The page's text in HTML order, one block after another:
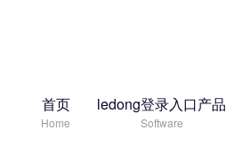
首页
Home
ledong登录入口产品
Software